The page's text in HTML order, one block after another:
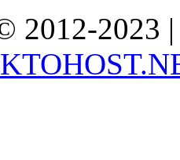
2012-2023